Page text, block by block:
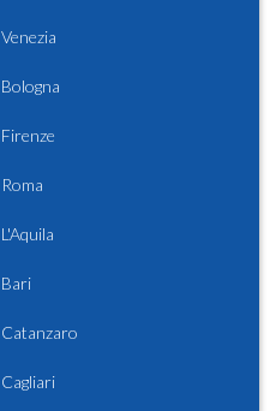
Venezia
Bologna
Firenze
Roma
L'Aquila
Bari
Catanzaro
Cagliari